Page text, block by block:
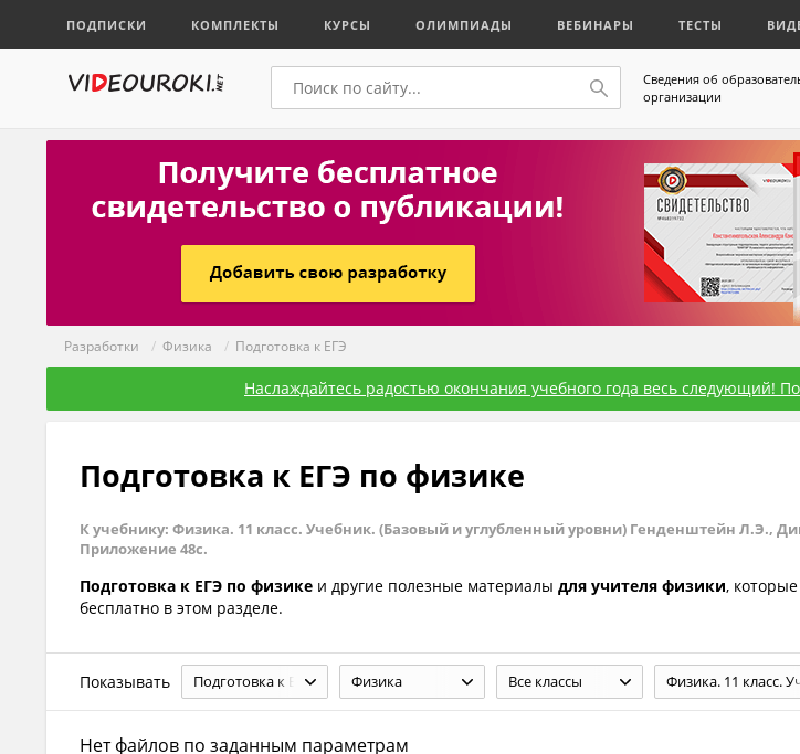
ПОДПИСКИ КОМПЛЕКТЫ КУРСЫ ОЛИМПИАДЫ ВЕБИНАРЫ ТЕСТЫ
Сведения об
организации
Разработки / Физика / Подготовка к ЕГЭ
Наслаждайтесь радостью окончания учебного года весь следующий!
Подготовка к ЕГЭ по физике
К учебнику: Физика. 11 класс. Учебник. (Базовый и углубленный уровни) Генденштейн Л.Э.,
Приложение 48с.
Подготовка к ЕГЭ по физике и другие полезные материалы для учителя физики,
бесплатно в этом разделе.
Показывать Подготовка к ЕГЭ Физика Все классы
Нет файлов по заданным параметрам